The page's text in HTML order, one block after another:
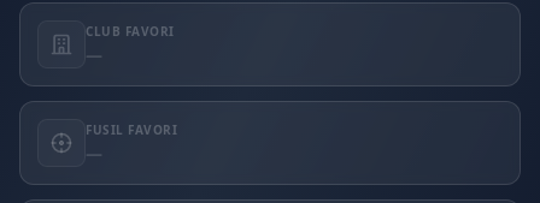
CLUB FAVORI
—
FUSIL FAVORI
—